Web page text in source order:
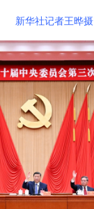
新华社记者王晔摄